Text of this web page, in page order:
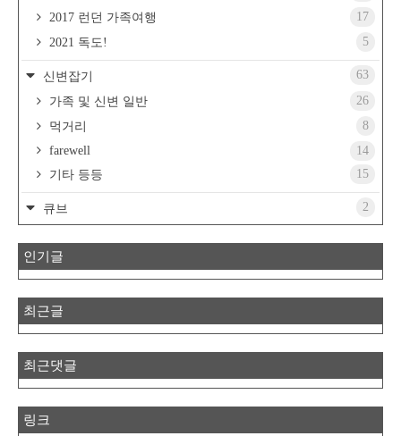
2017 런던 가족여행
17
2021 독도!
5
신변잡기
63
가족 및 신변 일반
26
먹거리
8
farewell
14
기타 등등
15
큐브 2
인기글
최근글
최근댓글
링크